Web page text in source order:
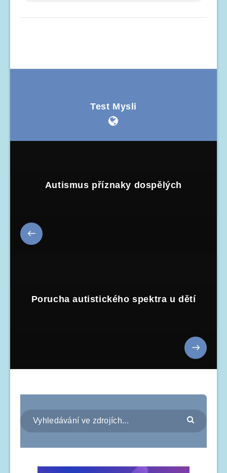
Test Mysli
Autismus příznaky dospělých
Porucha autistického spektra u dětí